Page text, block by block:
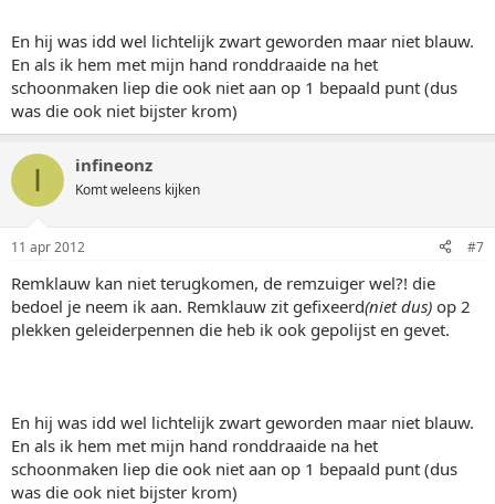
En hij was idd wel lichtelijk zwart geworden maar niet blauw.
En als ik hem met mijn hand ronddraaide na het
schoonmaken liep die ook niet aan op 1 bepaald punt (dus
was die ook niet bijster krom)
I infineonz
Komt weleens kijken
11 apr 2012 #7
Remklauw kan niet terugkomen, de remzuiger wel?! die
bedoel je neem ik aan. Remklauw zit gefixeerd(niet dus) op 2
plekken geleiderpennen die heb ik ook gepolijst en gevet.
En hij was idd wel lichtelijk zwart geworden maar niet blauw.
En als ik hem met mijn hand ronddraaide na het
schoonmaken liep die ook niet aan op 1 bepaald punt (dus
was die ook niet bijster krom)